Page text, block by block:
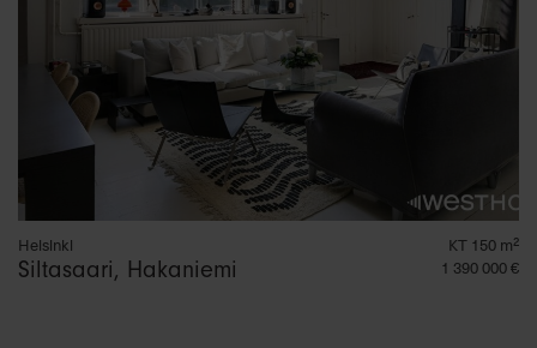
Helsinki
Siltasaari, Hakaniemi
KT 150 m²
1 390 000 €